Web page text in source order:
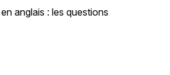
anglais : les questions